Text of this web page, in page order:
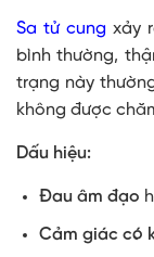
Sa tử cung xảy
bình thường,
trạng này
không được
Dấu hiệu:
Đau âm đạo
Cảm giác có